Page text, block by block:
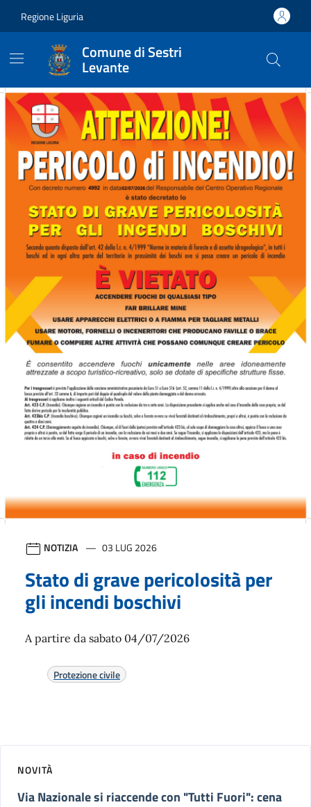
Regione Liguria
Comune di Sestri
Levante
Comune di Sestri Levante
Contenuti in evidenza
Novità in evidenza
NOTIZIA 03 LUG 2026
Stato di grave pericolosità per
gli incendi boschivi
A partire da sabato 04/07/2026
Protezione civile
NOVITÀ
Via Nazionale si riaccende con "Tutti Fuori": cena